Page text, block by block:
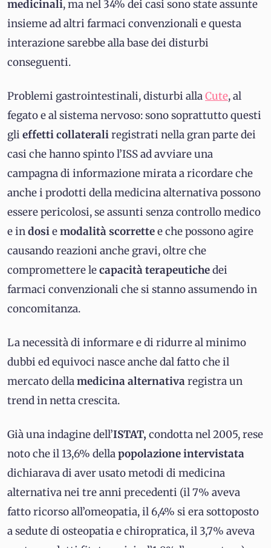
medicinali, ma nel 34% dei casi sono state assunte
insieme ad altri farmaci convenzionali e questa
interazione sarebbe alla base dei disturbi
conseguenti.
Problemi gastrointestinali, disturbi allaCute, al
fegato e al sistema nervoso: sono soprattutto questi
gli effetti collateraliregistrati nella gran parte dei
casi che hanno spinto l’ISS ad avviare una
campagna di informazione mirata a ricordare che
anche i prodotti della medicina alternativa possono
essere pericolosi, se assunti senza controllo medico
e indosiemodalità scorrettee che possono agire
causando reazioni anche gravi, oltre che
compromettere lecapacità terapeutichedei
farmaci convenzionali che si stanno assumendo in
concomitanza.
La necessità di informare e di ridurre al minimo
dubbi ed equivoci nasce anche dal fatto che il
mercato dellamedicina alternativaregistra un
trend in netta crescita.
Già una indagine dell’ISTAT, condotta nel 2005, rese
noto che il 13,6% dellapopolazione intervistata
dichiarava di aver usato metodi di medicina
alternativa nei tre anni precedenti (il 7% aveva
fatto ricorso all’omeopatia, il 6,4% si era sottoposto
a sedute di osteopatia e chiropratica, il 3,7% aveva